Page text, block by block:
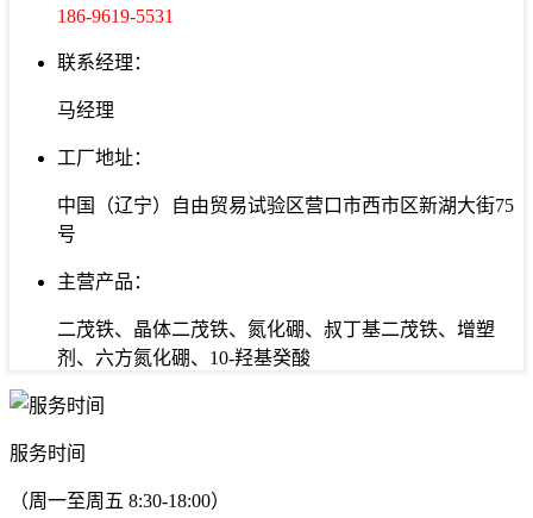
186-9619-5531
联系经理：
马经理
工厂地址：
中国（辽宁）自由贸易试验区营口市西市区新湖大街75
号
主营产品：
二茂铁、晶体二茂铁、氮化硼、叔丁基二茂铁、增塑
剂、六方氮化硼、10-羟基癸酸
服务时间
（周一至周五 8:30-18:00）